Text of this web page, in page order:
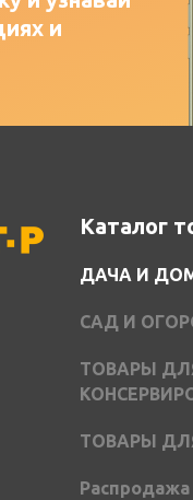
и
Каталог
ДАЧА И
САД И
ТОВАРЫ
ТОВАРЫ
Распродажа